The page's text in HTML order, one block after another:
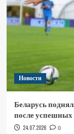
Новости
Беларусь
после успешных
24.07.2026 0